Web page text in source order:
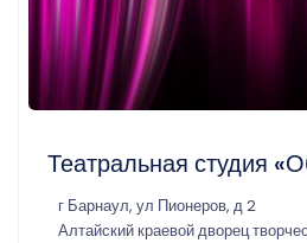
Театральная студия
г Барнаул, ул Пионеров, д 2
Алтайский краевой дворец